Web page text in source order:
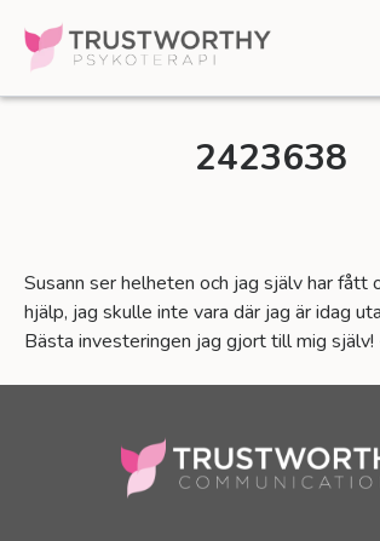
content
2423638
Susann ser helheten och jag själv har
hjälp, jag skulle inte vara där jag är idag
Bästa investeringen jag gjort till mig själv!